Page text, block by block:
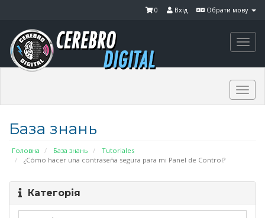
Обрати мову
Вхід
0
База знань
Головна База знань
Tutoriales
¿Cómo hacer una contraseña segura para mi Panel de Control?
Категорія